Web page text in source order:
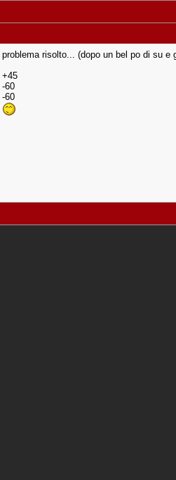
problema risolto... (dopo un bel po di su e
+45
-60
-60